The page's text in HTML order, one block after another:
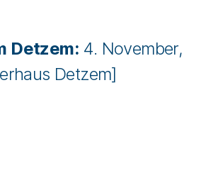
Detzem: 4. November,
Detzem]